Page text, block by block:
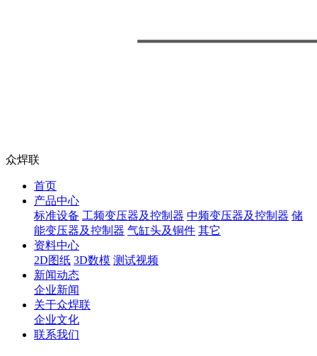
众焊联
首页
产品中心
标准设备 工频变压器及控制器 中频变压器及控制器 储
能变压器及控制器 气缸头及铜件 其它
资料中心
2D图纸 3D数模 测试视频
新闻动态
企业新闻
关于众焊联
企业文化
联系我们